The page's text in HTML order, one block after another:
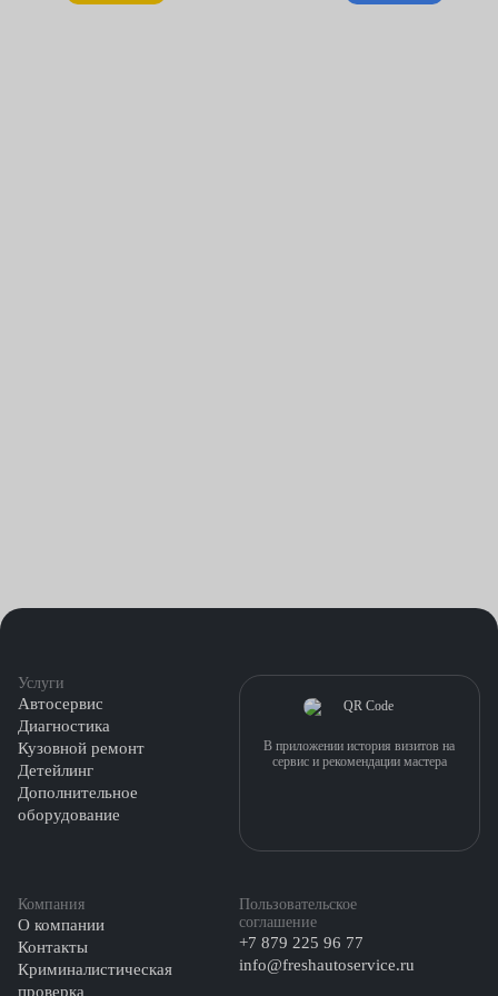
Услуги
Автосервис
Диагностика
Кузовной ремонт
Детейлинг
Дополнительное
оборудование
Компания
О компании
Контакты
Криминалистическая
проверка
Пользовательское
соглашение
+7 879 225 96 77
info@freshautoservice.ru
В приложении история визитов на
сервис и рекомендации мастера